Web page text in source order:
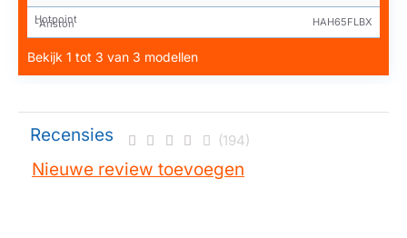
Hotpoint
-Ariston HAH65FLBX
Bekijk 1 tot 3 van 3 modellen
Recensies (194)
Nieuwe review toevoegen